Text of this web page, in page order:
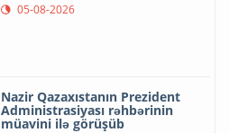
05-08-2026
Nazir Qazaxıstanın Prezident
Administrasiyası rəhbərinin
müavini ilə görüşüb